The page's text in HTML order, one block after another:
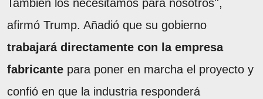
También los necesitamos para nosotros'',
afirmó Trump. Añadió que su gobierno
trabajará directamente con la empresa
fabricante para poner en marcha el proyecto y
confió en que la industria responderá